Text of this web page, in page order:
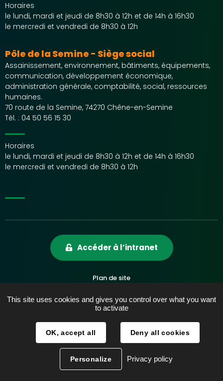
Horaires
le lundi, mardi et jeudi de 8h30 à 12h et de 14h à 16h30
le mercredi et vendredi de 8h30 à 12h
Pôle de la Semine - Siège social
Assainissement, environnement, bâtiments, équipements,
communication, développement économique,
administration générale, comptabilité, social, ressources
humaines.
70 route de la Semine, 74270 Chêne-en-Semine
Tél. : 04 50 56 15 30
Horaires
le lundi, mardi et jeudi de 8h30 à 12h et de 14h à 16h30
le mercredi et vendredi de 8h30 à 12h
Accéder à l’intranet
Plan de site
Accessibilité
Données personnelles
Réalisation :La Fabrique
Facebook
This site uses cookies and gives you control over what you want
to activate
OK, accept all Deny all cookies
Personalize Privacy policy